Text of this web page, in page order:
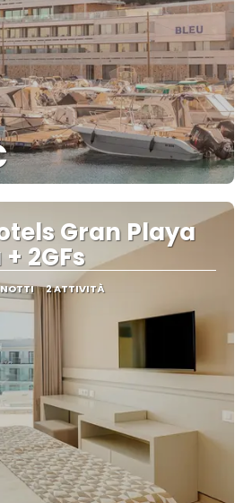
Vedere
Gran Playa
2GFs
2 ATTIVITÀ